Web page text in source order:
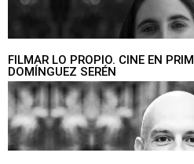
FILMAR LO PROPIO. CINE EN
DOMÍNGUEZ SERÉN